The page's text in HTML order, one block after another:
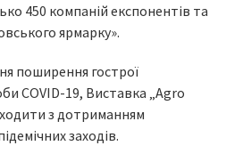
450 компаній експонентів та
ярмарку».
поширення гострої
COVID-19, Виставка „Agro
з дотриманням
заходів.